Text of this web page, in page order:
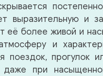
выразительную и
её более живой и
и
прогулок
даже при